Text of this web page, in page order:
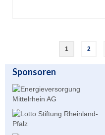
der
Beiträge
1 2
Sponsoren